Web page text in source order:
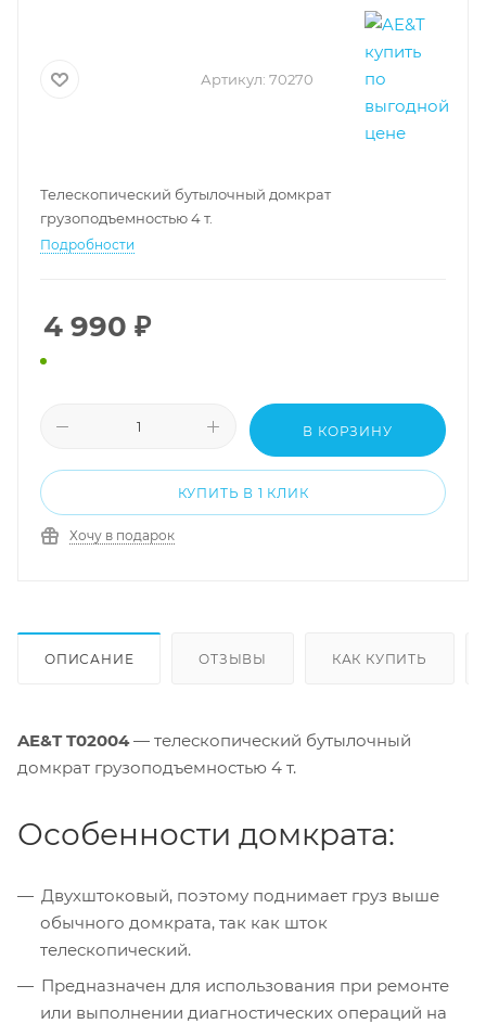
Артикул: 70270
Телескопический бутылочный домкрат
грузоподъемностью 4 т.
Подробности
4 990 ₽
В КОРЗИНУ
КУПИТЬ В 1 КЛИК
Хочу в подарок
ОПИСАНИЕ ОТЗЫВЫ КАК КУПИТЬ
AE&T T02004— телескопический бутылочный
домкрат грузоподъемностью 4 т.
Особенности домкрата:
Двухштоковый, поэтому поднимает груз выше
обычного домкрата, так как шток
телескопический.
Предназначен для использования при ремонте
или выполнении диагностических операций на